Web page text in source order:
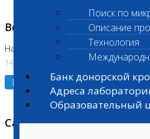
Поиск по
Описание
Технология
Банк донорской
Адреса
Образовательный
Возобновлено
На Нагорной (Код 157)
14.07.2026
Подробнее
Санитарный день